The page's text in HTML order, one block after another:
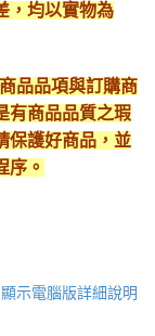
，均以實物為
品品項與訂購商
有商品品質之瑕
保護好商品，並
序。
顯示電腦版詳細說明